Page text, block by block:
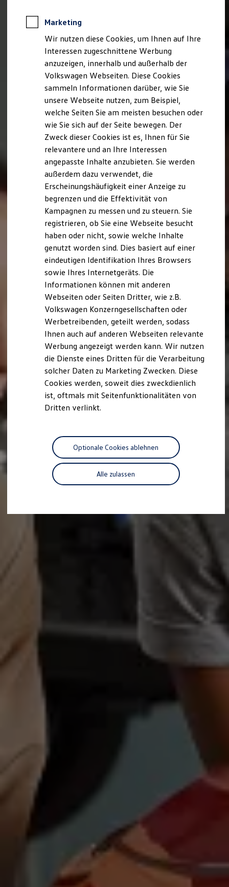
Rekuperation
Laden unterwegs
Laden Zuhause
Ladestationen finden
Ladezeitensimulator
Batterie
Sicherheit
Nachhaltigkeit
Technologie
Kosten und Kauf
Kaufoptionen
E-Auto-Förderung
Software und Konnektivität
Die ID. Software 6
ID. Software Versionen und Updates
Digitale Extras
Schnittstellen zu Ihrem ID.
Hybridautos
Marke und Erlebnis
Volkswagen R und R Experience
R-Modelle
R Experience
Driving Experience
Volkswagen entdecken
Werkbesichtigung
Lifestyle Shop
T-Roc Kollektion
Golf Kollektion
ID. Kollektion
Volkswagen Kollektion
R-Kollektion
GTI Kollektion
Fußball Drop
we drive football
#wedriveproud
Besitzer und Service
Software Updates
Service und Ersatzteile
Motorenöl und Flüssigkeiten
Räder und Reifen
Pannen- und Unfallhilfe
Economy Service
Volkswagen Teile
Zubehör
Entertainment und Elektronik
Updates für Software, Karten und Radio
Volkswagen Kundenbetreuung
Assistenzsysteme
Digitale Betriebsanleitung
Marketing
Wir nutzen diese Cookies, um Ihnen auf Ihre
Interessen zugeschnittene Werbung
anzuzeigen, innerhalb und außerhalb der
Volkswagen Webseiten. Diese Cookies
sammeln Informationen darüber, wie Sie
unsere Webseite nutzen, zum Beispiel,
welche Seiten Sie am meisten besuchen oder
wie Sie sich auf der Seite bewegen. Der
Zweck dieser Cookies ist es, Ihnen für Sie
relevantere und an Ihre Interessen
angepasste Inhalte anzubieten. Sie werden
außerdem dazu verwendet, die
Erscheinungshäufigkeit einer Anzeige zu
begrenzen und die Effektivität von
Kampagnen zu messen und zu steuern. Sie
registrieren, ob Sie eine Webseite besucht
haben oder nicht, sowie welche Inhalte
genutzt worden sind. Dies basiert auf einer
eindeutigen Identifikation Ihres Browsers
sowie Ihres Internetgeräts. Die
Informationen können mit anderen
Webseiten oder Seiten Dritter, wie z.B.
Volkswagen Konzerngesellschaften oder
Werbetreibenden, geteilt werden, sodass
Ihnen auch auf anderen Webseiten relevante
Werbung angezeigt werden kann. Wir nutzen
die Dienste eines Dritten für die Verarbeitung
solcher Daten zu Marketing Zwecken. Diese
Cookies werden, soweit dies zweckdienlich
ist, oftmals mit Seitenfunktionalitäten von
Dritten verlinkt.
Alle zulassen
Optionale Cookies ablehnen